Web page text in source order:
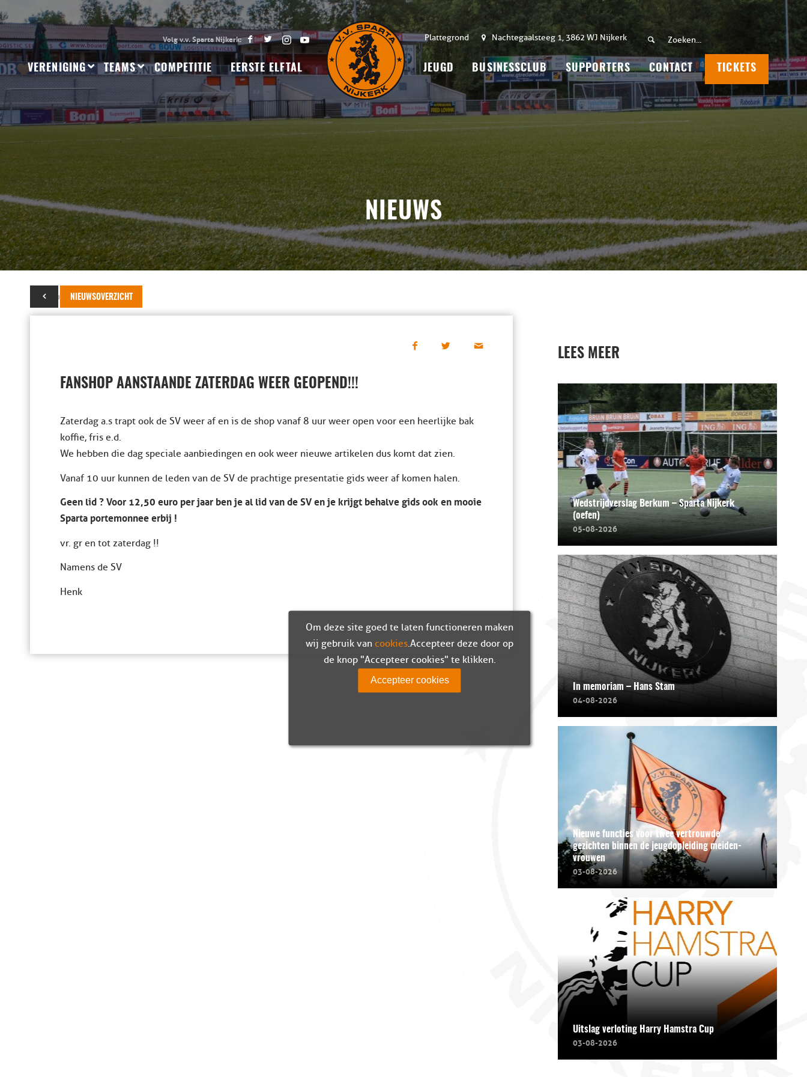
Plattegrond Nachtegaalsteeg 1, 3862 WJ Nijkerk
VERENIGING TEAMS COMPETITIE EERSTE ELFTAL JEUGD BUSINESSCLUB SUPPORTERS CONTACT TICKETS
NIEUWS
NIEUWSOVERZICHT
16 augustus 2016
FANSHOP AANSTAANDE ZATERDAG WEER GEOPEND!!!
Zaterdag a.s trapt ook de SV weer af en is de shop vanaf 8 uur weer open voor een heerlijke bak
koffie, fris e.d.
We hebben die dag speciale aanbiedingen en ook weer nieuwe artikelen dus komt dat zien.
Vanaf 10 uur kunnen de leden van de SV de prachtige presentatie gids weer af komen halen.
Geen lid ? Voor 12,50 euro per jaar ben je al lid van de SV en je krijgt behalve gids ook en mooie
Sparta portemonnee erbij !
vr. gr en tot zaterdag !!
Namens de SV
Henk
LEES MEER
Wedstrijdverslag Berkum – Sparta Nijkerk
(oefen)
05-08-2026
In memoriam – Hans Stam
04-08-2026
Nieuwe functies voor twee vertrouwde
gezichten binnen de jeugdopleiding meiden-
vrouwen
03-08-2026
Uitslag verloting Harry Hamstra Cup
03-08-2026
Om deze site goed te laten functioneren maken
wij gebruik van cookies. Accepteer deze door op
de knop "Accepteer cookies" te klikken.
Accepteer cookies